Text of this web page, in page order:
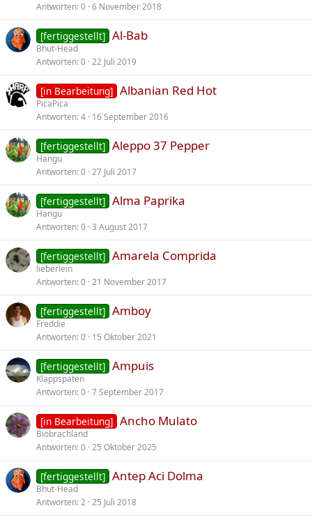
Antworten 0 6 November 2018
[fertiggestellt] Al-Bab
Bhut-Head
Antworten 0 22 Juli 2019
[in Bearbeitung] Albanian Red Hot
PicaPica
Antworten 4 16 September 2016
[fertiggestellt] Aleppo 37 Pepper
Hangu
Antworten 0 27 Juli 2017
[fertiggestellt] Alma Paprika
Hangu
Antworten 0 3 August 2017
[fertiggestellt] Amarela Comprida
lieberlein
Antworten 0 21 November 2017
[fertiggestellt] Amboy
Freddie
Antworten 0 15 Oktober 2021
[fertiggestellt] Ampuis
Klappspaten
Antworten 0 7 September 2017
[in Bearbeitung] Ancho Mulato
Biobrachland
Antworten 0 25 Oktober 2025
[fertiggestellt] Antep Aci Dolma
Bhut-Head
Antworten 2 25 Juli 2018